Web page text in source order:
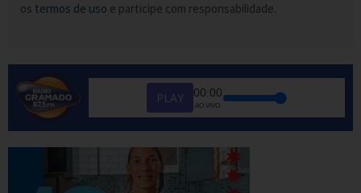
os termos de uso e participe com responsabilidade.
PLAY 00:00
AO VIVO